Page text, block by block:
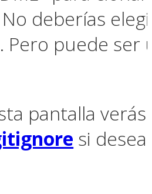
deberías
puede
pantalla
si